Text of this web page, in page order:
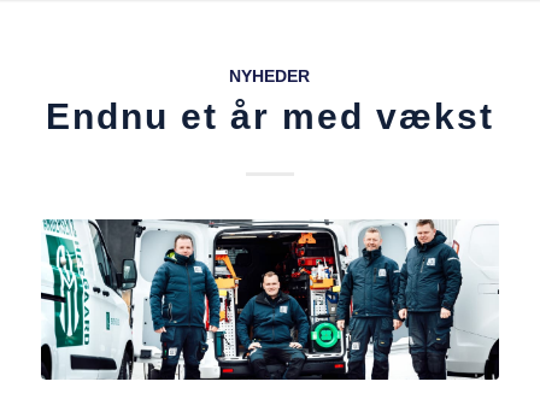
NYHEDER
Endnu et år med vækst